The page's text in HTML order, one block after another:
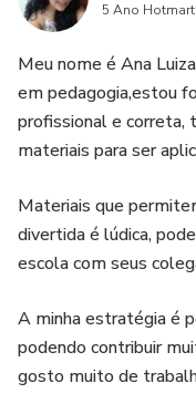
5 Ano
Meu nome é Ana
em pedagogia,estou
profissional e correta,
materiais para ser
Materiais que
divertida é lúdica,
escola com seus
A minha estratégia é
podendo contribuir
gosto muito de